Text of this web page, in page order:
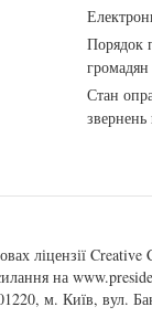
Порядок
громадян
Стан
звернень
ліцензії Creative
на
м. Київ, вул.